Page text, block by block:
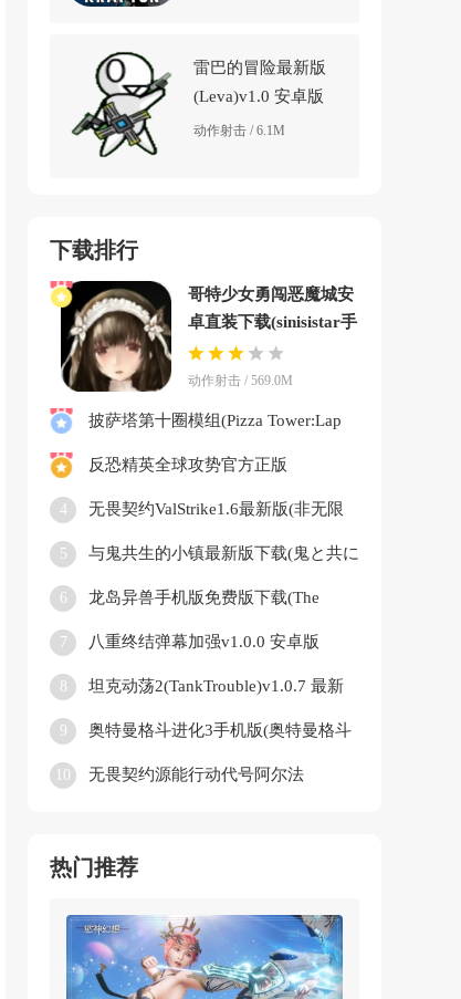
雷巴的冒险最新版
(Leva)v1.0 安卓版
动作射击 / 6.1M
下载排行
哥特少女勇闯恶魔城安
卓直装下载(sinisistar手
机版)v1.11.71 中文版
动作射击 / 569.0M
披萨塔第十圈模组(Pizza Tower:Lap
反恐精英全球攻势官方正版
4
无畏契约ValStrike1.6最新版(非无限
5
与鬼共生的小镇最新版下载(鬼と共に
6
龙岛异兽手机版免费版下载(The
7 八重终结弹幕加强v1.0.0 安卓版
8
坦克动荡2(TankTrouble)v1.0.7 最新
9
奥特曼格斗进化3手机版(奥特曼格斗
10
无畏契约源能行动代号阿尔法
热门推荐